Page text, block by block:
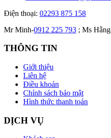
Điện thoại: 02293 875 158
Mr Minh-0912 225 793 ; Ms
THÔNG TIN
Giới thiệu
Liên hệ
Điều khoản
Chính sách bảo mật
Hình thức thanh toán
DỊCH VỤ